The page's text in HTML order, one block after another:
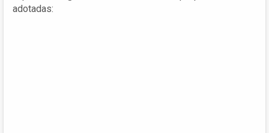
adotadas: